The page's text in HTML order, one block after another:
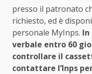
presso il patronato
richiesto, ed è
personale MyInps. In
verbale entro 60
controllare il
contattare l’Inps